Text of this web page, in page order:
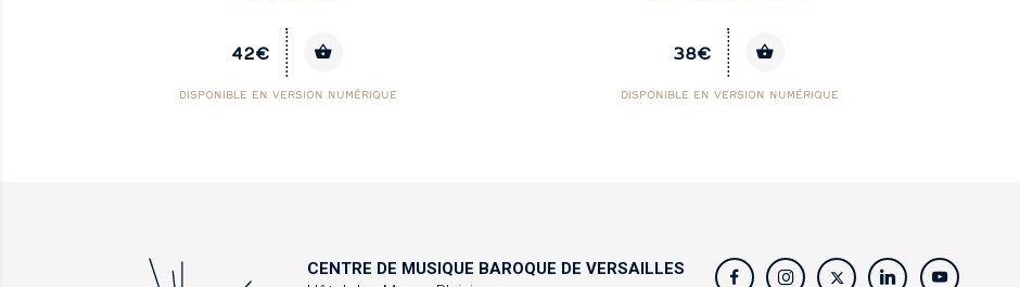
42€
DISPONIBLE EN VERSION NUMÉRIQUE
38€
DISPONIBLE EN VERSION NUMÉRIQUE
CENTRE DE MUSIQUE BAROQUE DE VERSAILLES